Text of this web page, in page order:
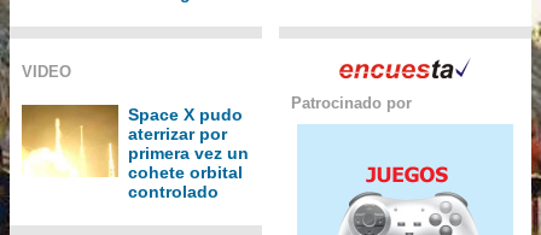
VIDEO
Space X pudo
aterrizar por
primera vez un
cohete orbital
controlado
Patrocinado por